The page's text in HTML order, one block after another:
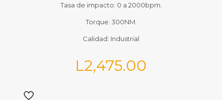
Tasa de impacto: 0 a 2000bpm.
Torque: 300NM.
Calidad: Industrial
L2,475.00